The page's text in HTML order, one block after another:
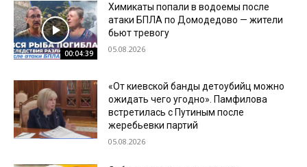
00:04:39
Химикаты попали в водоемы после
атаки БПЛА по Домодедово — жители
бьют тревогу
05.08.2026
«От киевской банды детоубийц можно
ожидать чего угодно». Памфилова
встретилась с Путиным после
жеребьевки партий
05.08.2026